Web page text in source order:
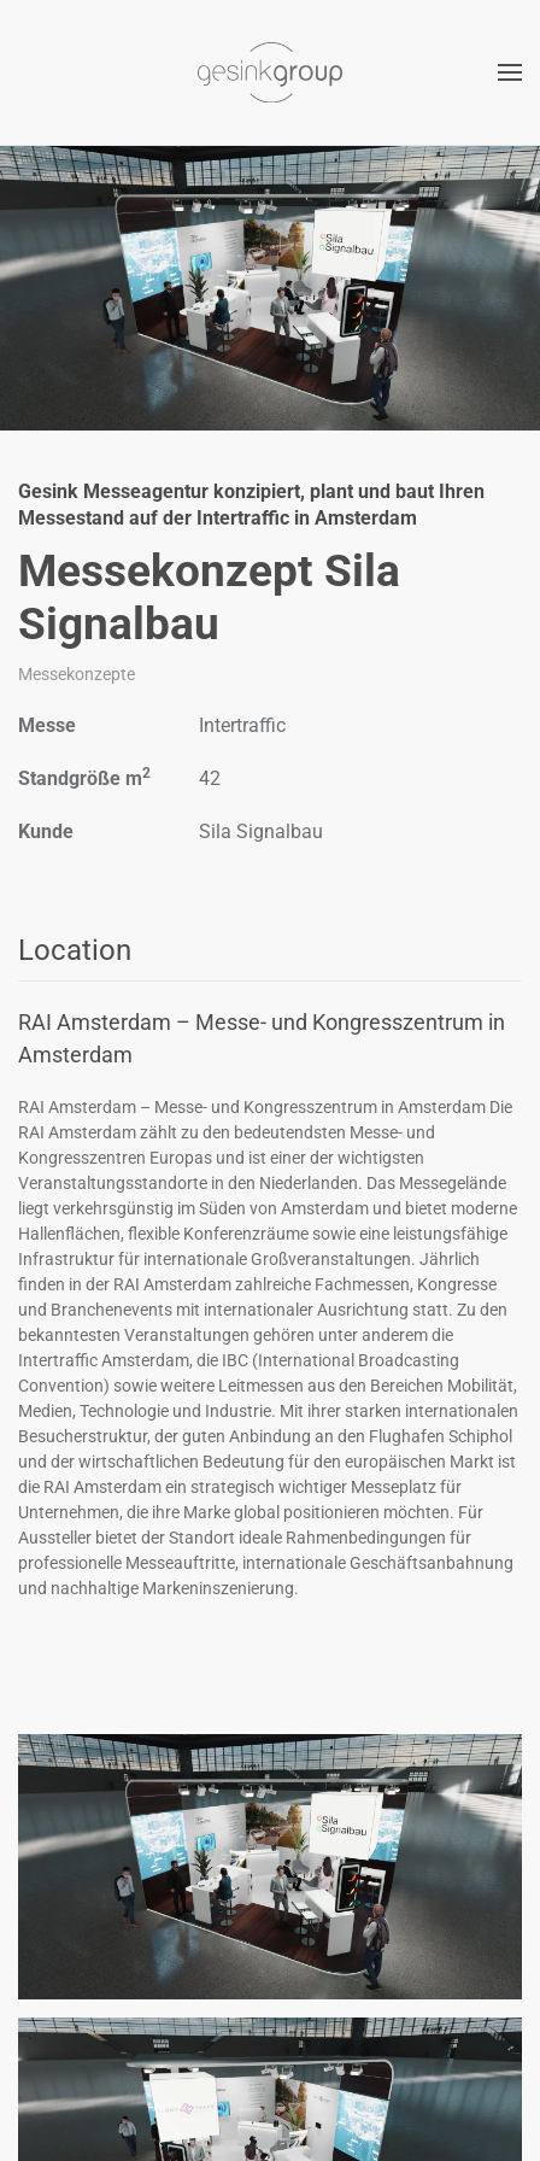
Zum Hauptinhalt springen
Gesink Messeagentur konzipiert, plant und baut Ihren
Messestand auf der Intertraffic in Amsterdam
Messekonzept Sila
Signalbau
Messekonzepte
Messe Intertraffic
Standgröße m2 42
Kunde Sila Signalbau
Location
RAI Amsterdam – Messe- und Kongresszentrum in
Amsterdam
RAI Amsterdam – Messe- und Kongresszentrum in Amsterdam Die
RAI Amsterdam zählt zu den bedeutendsten Messe- und
Kongresszentren Europas und ist einer der wichtigsten
Veranstaltungsstandorte in den Niederlanden. Das Messegelände
liegt verkehrsgünstig im Süden von Amsterdam und bietet moderne
Hallenflächen, flexible Konferenzräume sowie eine leistungsfähige
Infrastruktur für internationale Großveranstaltungen. Jährlich
finden in der RAI Amsterdam zahlreiche Fachmessen, Kongresse
und Branchenevents mit internationaler Ausrichtung statt. Zu den
bekanntesten Veranstaltungen gehören unter anderem die
Intertraffic Amsterdam, die IBC (International Broadcasting
Convention) sowie weitere Leitmessen aus den Bereichen Mobilität,
Medien, Technologie und Industrie. Mit ihrer starken internationalen
Besucherstruktur, der guten Anbindung an den Flughafen Schiphol
und der wirtschaftlichen Bedeutung für den europäischen Markt ist
die RAI Amsterdam ein strategisch wichtiger Messeplatz für
Unternehmen, die ihre Marke global positionieren möchten. Für
Aussteller bietet der Standort ideale Rahmenbedingungen für
professionelle Messeauftritte, internationale Geschäftsanbahnung
und nachhaltige Markeninszenierung.
Zoom
Zoom